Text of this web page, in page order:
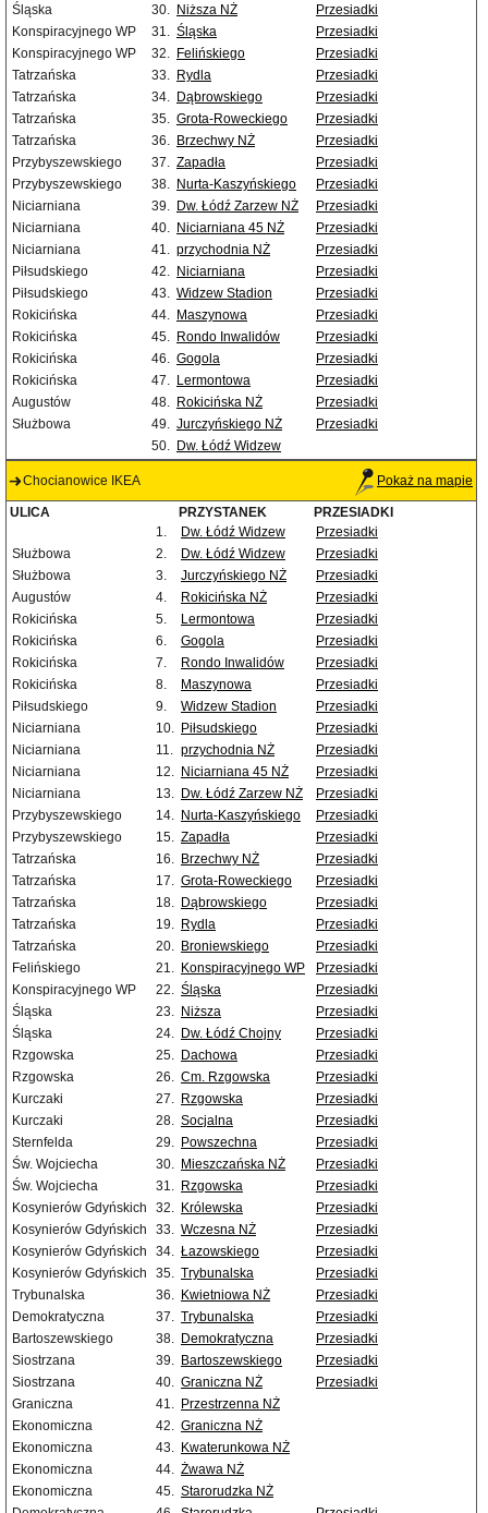
Śląska
30. Niższa NŻ
Przesiadki
Konspiracyjnego WP
31. Śląska
Przesiadki
Konspiracyjnego WP
32. Felińskiego
Przesiadki
Tatrzańska
33. Rydla
Przesiadki
Tatrzańska
34. Dąbrowskiego
Przesiadki
Tatrzańska
35. Grota-Roweckiego
Przesiadki
Tatrzańska
36. Brzechwy NŻ
Przesiadki
Przybyszewskiego
37. Zapadła
Przesiadki
Przybyszewskiego
38. Nurta-Kaszyńskiego
Przesiadki
Niciarniana
39. Dw. Łódź Zarzew NŻ
Przesiadki
Niciarniana
40. Niciarniana 45 NŻ
Przesiadki
Niciarniana
41. przychodnia NŻ
Przesiadki
Piłsudskiego
42. Niciarniana
Przesiadki
Piłsudskiego
43. Widzew Stadion
Przesiadki
Rokicińska
44. Maszynowa
Przesiadki
Rokicińska
45. Rondo Inwalidów
Przesiadki
Rokicińska
46. Gogola
Przesiadki
Rokicińska
47. Lermontowa
Przesiadki
Augustów
48. Rokicińska NŻ
Przesiadki
Służbowa
49. Jurczyńskiego NŻ
Przesiadki
50. Dw. Łódź Widzew
Chocianowice IKEA Pokaż na mapie
ULICA PRZYSTANEK
PRZESIADKI
1.
Dw. Łódź Widzew
Przesiadki
Służbowa
2. Dw. Łódź Widzew
Przesiadki
Służbowa
3. Jurczyńskiego NŻ
Przesiadki
Augustów
4. Rokicińska NŻ
Przesiadki
Rokicińska
5. Lermontowa
Przesiadki
Rokicińska
6. Gogola
Przesiadki
Rokicińska
7. Rondo Inwalidów
Przesiadki
Rokicińska
8. Maszynowa
Przesiadki
Piłsudskiego
9. Widzew Stadion
Przesiadki
Niciarniana
10. Piłsudskiego
Przesiadki
Niciarniana
11. przychodnia NŻ
Przesiadki
Niciarniana
12. Niciarniana 45 NŻ
Przesiadki
Niciarniana
13. Dw. Łódź Zarzew NŻ
Przesiadki
Przybyszewskiego
14. Nurta-Kaszyńskiego
Przesiadki
Przybyszewskiego
15. Zapadła
Przesiadki
Tatrzańska
16. Brzechwy NŻ
Przesiadki
Tatrzańska
17. Grota-Roweckiego
Przesiadki
Tatrzańska
18. Dąbrowskiego
Przesiadki
Tatrzańska
19. Rydla
Przesiadki
Tatrzańska
20. Broniewskiego
Przesiadki
Felińskiego
21. Konspiracyjnego WP
Przesiadki
Konspiracyjnego WP
22. Śląska
Przesiadki
Śląska
23. Niższa
Przesiadki
Śląska
24. Dw. Łódź Chojny
Przesiadki
Rzgowska
25. Dachowa
Przesiadki
Rzgowska
26. Cm. Rzgowska
Przesiadki
Kurczaki
27. Rzgowska
Przesiadki
Kurczaki
28. Socjalna
Przesiadki
Sternfelda
29. Powszechna
Przesiadki
Św. Wojciecha
30. Mieszczańska NŻ
Przesiadki
Św. Wojciecha
31. Rzgowska
Przesiadki
Kosynierów Gdyńskich
32. Królewska
Przesiadki
Kosynierów Gdyńskich
33. Wczesna NŻ
Przesiadki
Kosynierów Gdyńskich
34. Łazowskiego
Przesiadki
Kosynierów Gdyńskich
35. Trybunalska
Przesiadki
Trybunalska
36. Kwietniowa NŻ
Przesiadki
Demokratyczna
37. Trybunalska
Przesiadki
Bartoszewskiego
38. Demokratyczna
Przesiadki
Siostrzana
39. Bartoszewskiego
Przesiadki
Siostrzana
40. Graniczna NŻ
Przesiadki
Graniczna
41. Przestrzenna NŻ
Ekonomiczna
42. Graniczna NŻ
Ekonomiczna
43. Kwaterunkowa NŻ
Ekonomiczna
44. Żwawa NŻ
Ekonomiczna
45. Starorudzka NŻ